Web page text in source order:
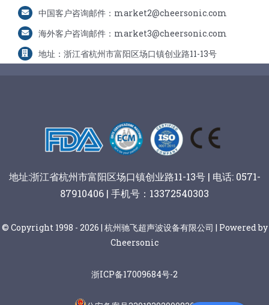
中国客户咨询邮件：market2@cheersonic.com
海外客户咨询邮件：market3@cheersonic.com
地址：浙江省杭州市富阳区场口镇创业路11-13号
地址:浙江省杭州市富阳区场口镇创业路11-13号 | 电话: 0571-
87910406 | 手机号：13372540303
© Copyright 1998 - 2026 | 杭州驰飞超声波设备有限公司 | Powered by
Cheersonic
浙ICP备17009684号-2